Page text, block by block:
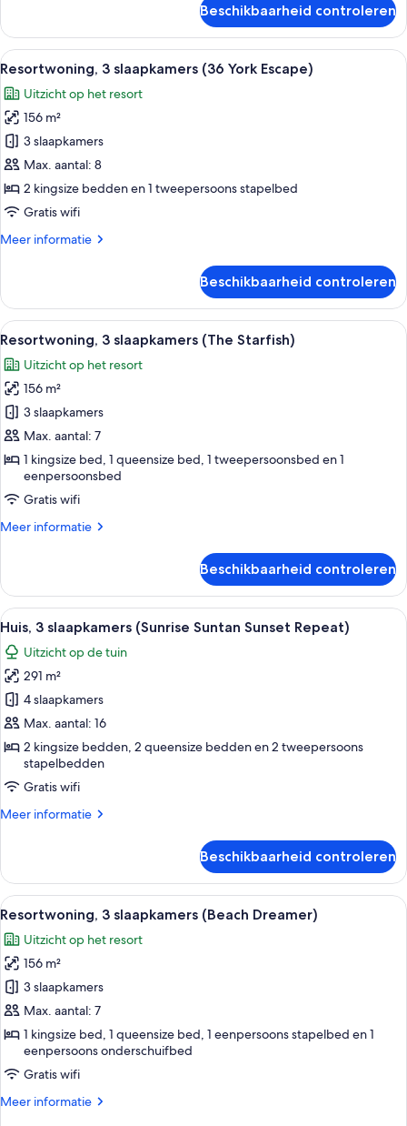
3
slaapkamers
(Beachy
Beschikbaarheid controleren
Alle
foto's
voor
Resortwoning,
3
slaapkamers
(36
York
laden
Een golfkarretje geparkeerd in een
17
Resortwoning, 3 slaapkamers (36 York Escape)
Uitzicht op het resort
156 m²
3 slaapkamers
Max. aantal: 8
2 kingsize bedden en 1 tweepersoons stapelbed
Gratis wifi
Meer informatie
Meer
3
slaapkamers
(36
Escape)
Beschikbaarheid controleren
Alle
foto's
voor
Resortwoning,
3
slaapkamers
(The
Starfish)
laden
Een ruime woonkamer met een
13
Resortwoning, 3 slaapkamers (The Starfish)
Uitzicht op het resort
156 m²
3 slaapkamers
Max. aantal: 7
1 kingsize bed, 1 queensize bed, 1 tweepersoonsbed en 1
eenpersoonsbed
Gratis wifi
Meer informatie
Meer
3
slaapkamers
(The
Starfish)
Beschikbaarheid controleren
Alle
foto's
voor
Huis,
3
slaapkamers
(Sunrise
Suntan
Sunset
Repeat)
Een twee verdiepingen tellend huis
27
Huis, 3 slaapkamers (Sunrise Suntan Sunset Repeat)
Uitzicht op de tuin
291 m²
4 slaapkamers
Max. aantal: 16
2 kingsize bedden, 2 queensize bedden en 2 tweepersoons
stapelbedden
Gratis wifi
Meer informatie
Meer
3
slaapkamers
(Sunrise
Sunset
Repeat)
Beschikbaarheid controleren
Alle
foto's
voor
Resortwoning,
3
slaapkamers
(Beach
Dreamer)
laden
Een ruime woonkamer met een
17
Resortwoning, 3 slaapkamers (Beach Dreamer)
Uitzicht op het resort
156 m²
3 slaapkamers
Max. aantal: 7
1 kingsize bed, 1 queensize bed, 1 eenpersoons stapelbed en 1
eenpersoons onderschuifbed
Gratis wifi
Meer informatie
Meer